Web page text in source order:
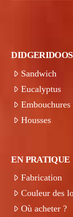
DIDGERIDOOS
Sandwich
Eucalyptus
Embouchures
Housses
EN PRATIQUE
Fabrication
Couleur des
Où acheter ?